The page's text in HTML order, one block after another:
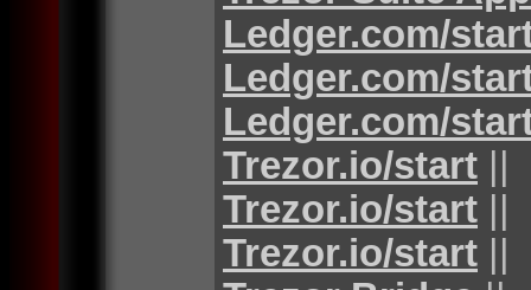
Ledger.com/
Ledger.com/
Ledger.com/
Trezor.io/start ||
Trezor.io/start ||
Trezor.io/start ||